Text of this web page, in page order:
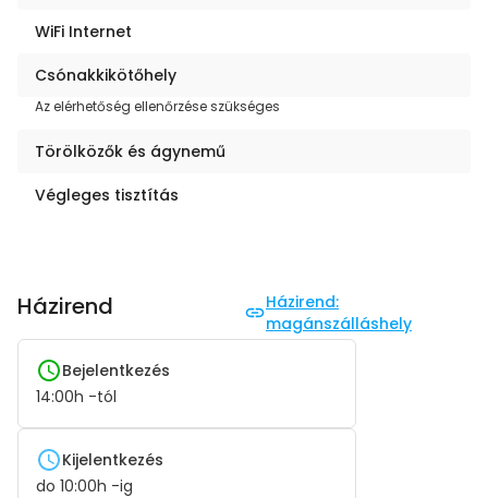
WiFi Internet
Csónakkikötőhely
Az elérhetőség ellenőrzése szükséges
Törölközők és ágynemű
Végleges tisztítás
Házirend
Házirend:
magánszálláshely
Bejelentkezés
14:00h -tól
Kijelentkezés
do 10:00h -ig